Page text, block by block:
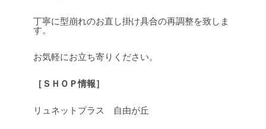
丁寧に型崩れのお直し掛け具合の再調整を致しま
す。
お気軽にお立ち寄りください。
［ＳＨＯＰ情報］
リュネットプラス 自由が丘